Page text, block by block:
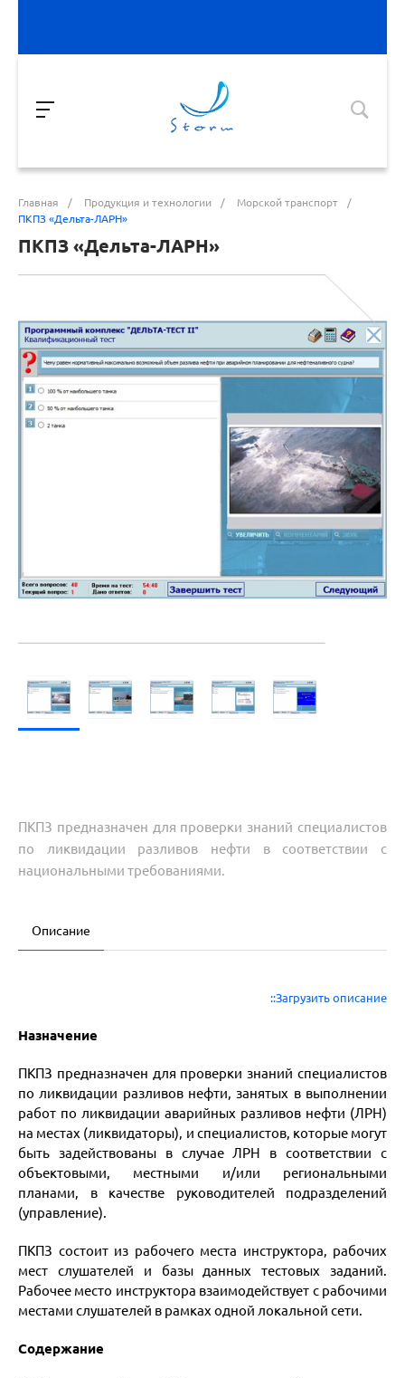
Главная / Продукция и технологии / Морской транспорт
/
ПКПЗ «Дельта-ЛАРН»
ПКПЗ «Дельта-ЛАРН»
ПКПЗ предназначен для проверки знаний специалистов
по ликвидации разливов нефти в соответствии с
национальными требованиями.
Описание
::Загрузить описание
Назначение
ПКПЗ предназначен для проверки знаний специалистов
по ликвидации разливов нефти, занятых в выполнении
работ по ликвидации аварийных разливов нефти (ЛРН)
на местах (ликвидаторы), и специалистов, которые могут
быть задействованы в случае ЛРН в соответствии с
объектовыми, местными и/или региональными
планами, в качестве руководителей подразделений
(управление).
ПКПЗ состоит из рабочего места инструктора, рабочих
мест слушателей и базы данных тестовых заданий.
Рабочее место инструктора взаимодействует с рабочими
местами слушателей в рамках одной локальной сети.
Содержание